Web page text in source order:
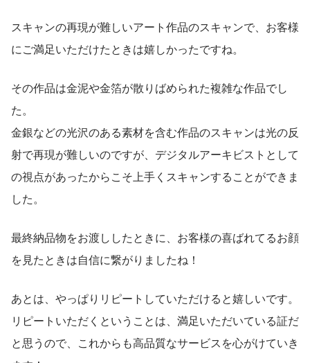
スキャンの再現が難しいアート作品のスキャンで、お客様
にご満足いただけたときは嬉しかったですね。
その作品は金泥や金箔が散りばめられた複雑な作品でし
た。
金銀などの光沢のある素材を含む作品のスキャンは光の反
射で再現が難しいのですが、デジタルアーキビストとして
の視点があったからこそ上手くスキャンすることができま
した。
最終納品物をお渡ししたときに、お客様の喜ばれてるお顔
を見たときは自信に繋がりましたね！
あとは、やっぱりリピートしていただけると嬉しいです。
リピートいただくということは、満足いただいている証だ
と思うので、これからも高品質なサービスを心がけていき